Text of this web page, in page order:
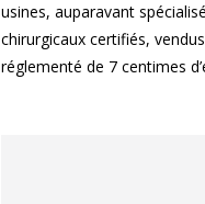
usines, auparavant
chirurgicaux certifiés,
réglementé de 7 centimes